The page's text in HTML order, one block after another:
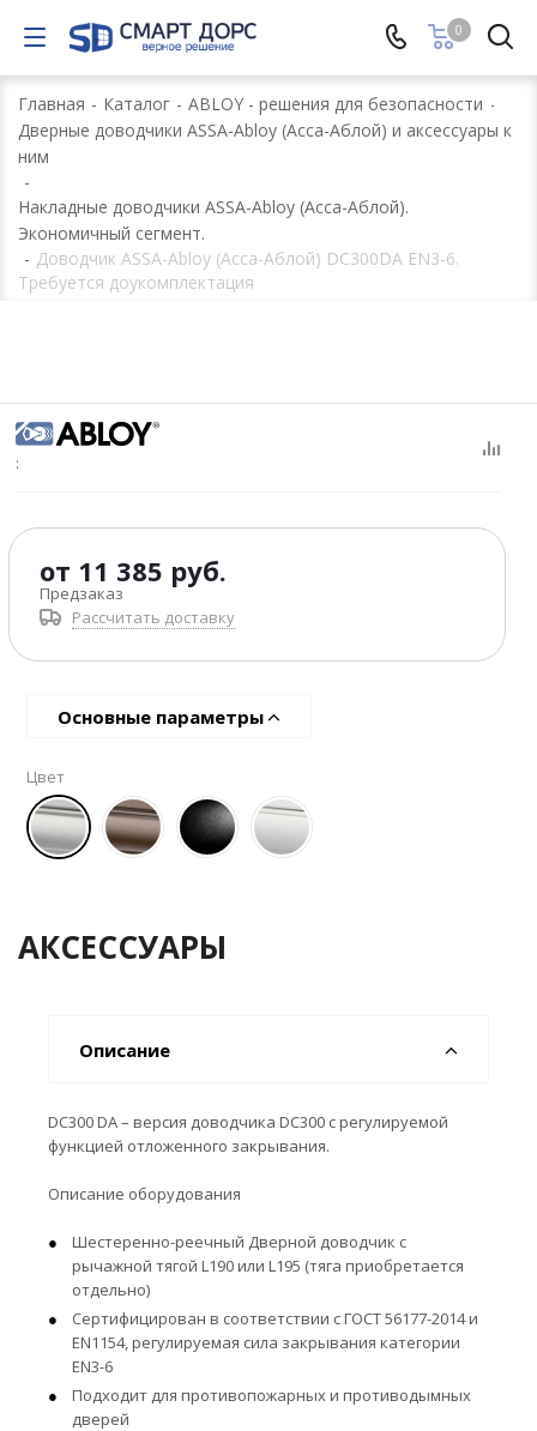
0
Главная - Каталог - ABLOY - решения для безопасности -
Дверные доводчики ASSA-Abloy (Асса-Аблой) и аксессуары к
ним
-
Накладные доводчики ASSA-Abloy (Асса-Аблой).
Экономичный сегмент.
- Доводчик ASSA-Abloy (Асса-Аблой) DC300DA EN3-6.
Требуется доукомплектация
:
от 11 385 руб.
Предзаказ
Рассчитать доставку
Основные параметры
Цвет
АКСЕССУАРЫ
Описание
DC300 DA – версия доводчика DC300 с регулируемой
функцией отложенного закрывания.
Описание оборудования
Шестеренно-реечный Дверной доводчик с
рычажной тягой L190 или L195 (тяга приобретается
отдельно)
Сертифицирован в соответствии с ГОСТ 56177-2014 и
EN1154, регулируемая сила закрывания категории
EN3-6
Подходит для противопожарных и противодымных
дверей